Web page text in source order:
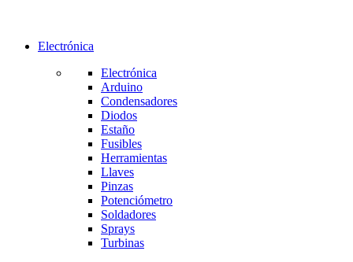
Electrónica
Electrónica
Arduino
Condensadores
Diodos
Estaño
Fusibles
Herramientas
Llaves
Pinzas
Potenciómetro
Soldadores
Sprays
Turbinas